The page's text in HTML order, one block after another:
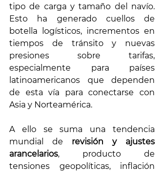
tipo de carga y tamaño del navío.
Esto ha generado cuellos de
botella logísticos, incrementos en
tiempos de tránsito y nuevas
presiones sobre tarifas,
especialmente para países
latinoamericanos que dependen
de esta vía para conectarse con
Asia y Norteamérica.
A ello se suma una tendencia
mundial de revisión y ajustes
arancelarios, producto de
tensiones geopolíticas, inflación